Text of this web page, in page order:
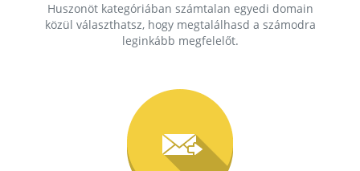
Huszonöt kategóriában számtalan egyedi domain
közül választhatsz, hogy megtalálhasd a számodra
leginkább megfelelőt.